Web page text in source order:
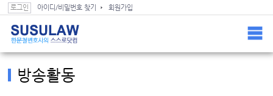
스스로닷컴 GNB 바로가기
스스로닷컴 컨텐츠(본문) 바로가기
로그인 아이디/비밀번호 찾기 회원가입
방송활동